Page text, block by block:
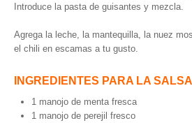
Introduce la pasta de guisantes y mezcla.
Agrega la leche, la mantequilla, la nuez
el chili en escamas a tu gusto.
INGREDIENTES PARA LA
1 manojo de menta fresca
1 manojo de perejil fresco